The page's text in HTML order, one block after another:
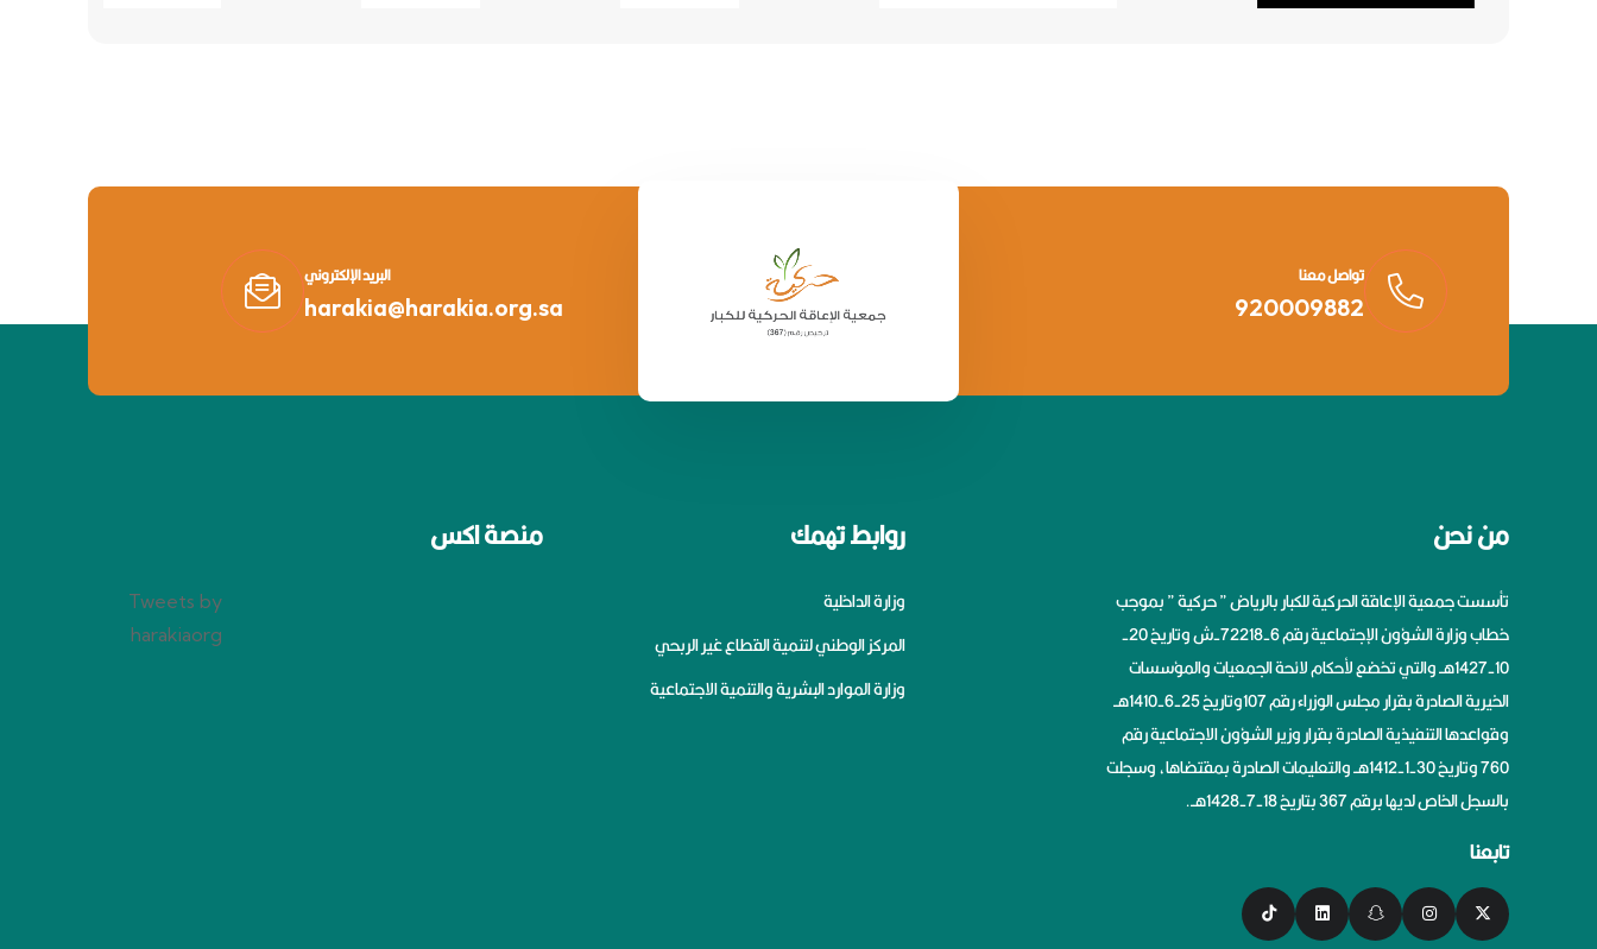
تواصل معنا
920009882
البريد الإلكتروني
harakia@harakia.org.sa
من نحن
تأسست جمعية الإعاقة الحركية للكبار بالرياض ” حركية ” بموجب
خطاب وزارة الشؤون الإجتماعية رقم 6-72218-ش وتاريخ 20-
10-1427هــ والتي تخضع لأحكام لائحة الجمعيات والمؤسسات
الخيرية الصادرة بقرار مجلس الوزراء رقم 107وتاريخ 25-6-1410هــ
وقواعدها التنفيذية الصادرة بقرار وزير الشؤون الاجتماعية رقم
760 وتاريخ 30-1-1412هــ والتعليمات الصادرة بمقتضاها، وسجلت
بالسجل الخاص لديها برقم 367 بتاريخ 18-7-1428هــ.
تابعنا
روابط تهمك
وزارة الداخلية
المركز الوطني لتنمية القطاع غير الربحي
وزارة الموارد البشرية والتنمية الاجتماعية
منصة اكس
Tweets by
harakiaorg